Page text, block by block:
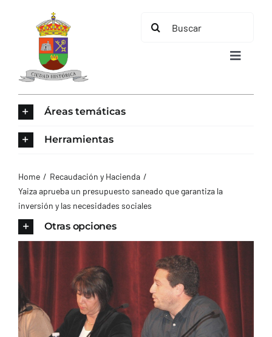
contenido
Buscar:
Toggle
AYUNTAMIENTO
CONTACTO
Áreas temáticas
Herramientas
Home
Recaudación y Hacienda
Yaiza aprueba un presupuesto saneado que garantiza la
inversión y las necesidades sociales
Otras opciones